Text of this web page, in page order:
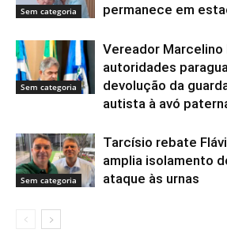
Sem categoria
permanece em
Sem categoria
Vereador Marcelino
autoridades
devolução da
autista à avó
Sem categoria
Tarcísio rebate
amplia isolamento
ataque às urnas